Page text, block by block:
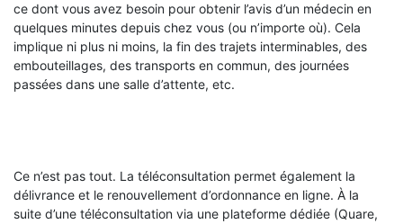
ce dont vous avez besoin pour obtenir l’avis d’un médecin en
quelques minutes depuis chez vous (ou n’importe où). Cela
implique ni plus ni moins, la fin des trajets interminables, des
embouteillages, des transports en commun, des journées
passées dans une salle d’attente, etc.
Ce n’est pas tout. La téléconsultation permet également la
délivrance et le renouvellement d’ordonnance en ligne. À la
suite d’une téléconsultation via une plateforme dédiée (Quare,